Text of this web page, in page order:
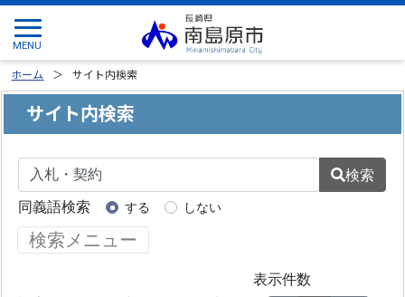
ホーム サイト内検索
サイト内検索